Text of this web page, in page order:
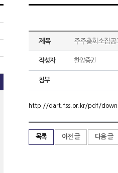
제목 주주총회소집공
작성자 한양증권
첨부
http://dart.fss.or.kr/pdf/
목록 이전 글 다음 글